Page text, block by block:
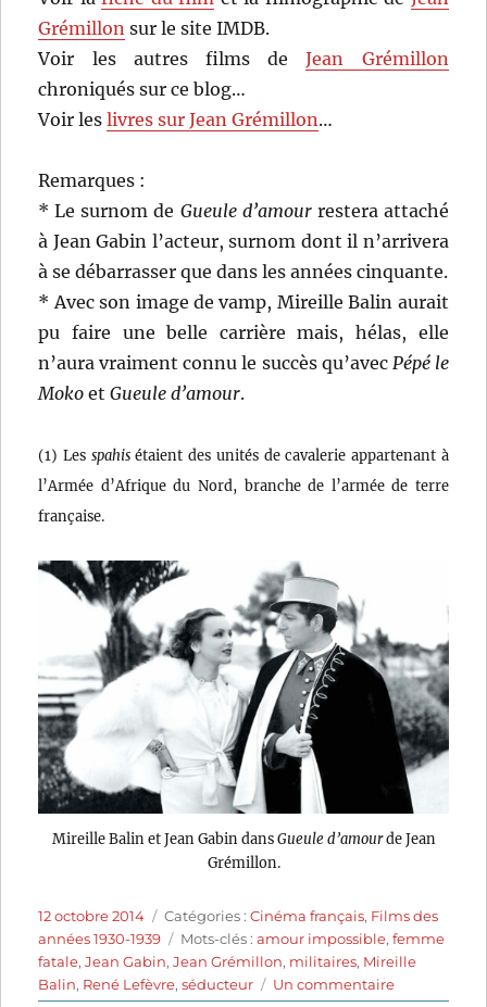
Grémillon sur le site IMDB.
Voir les autres films deJean Grémillon
chroniqués sur ce blog…
Voir leslivres sur Jean Grémillon…
Remarques :
* Le surnom de Gueule d’amourrestera attaché
à Jean Gabin l’acteur, surnom dont il n’arrivera
à se débarrasser que dans les années cinquante.
* Avec son image de vamp, Mireille Balin aurait
pu faire une belle carrière mais, hélas, elle
n’aura vraiment connu le succès qu’avec Pépé le
Moko etGueule d’amour.
(1) Les spahisétaient des unités de cavalerie appartenant à
l’Armée d’Afrique du Nord, branche de l’armée de terre
française.
Mireille Balin et Jean Gabin dansGueule d’amourde Jean
Grémillon.
Publié
le
12 octobre 2014 Catégories
Catégories :Cinéma français, Films des
années 1930-1939
Étiquettes
Mots-clés :amour impossible,femme
fatale,Jean Gabin,Jean Grémillon, militaires, Mireille
Balin, René Lefèvre,séducteur Un commentairesur